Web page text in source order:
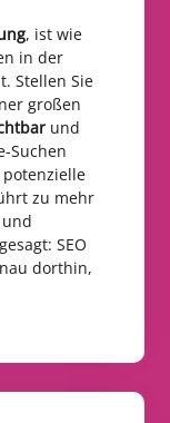
, ist wie
in der
Stellen Sie
großen
und
Suchen
zu mehr
und
SEO
dorthin,